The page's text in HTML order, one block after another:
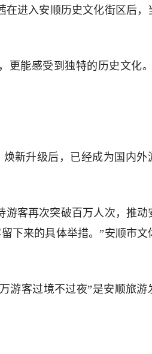
在进入安顺历史文化街区后，
更能感受到独特的历史文化
新升级后，已经成为国内外
游客再次突破百万人次，推动
下来的具体举措。”安顺市文
游客过境不过夜”是安顺旅游